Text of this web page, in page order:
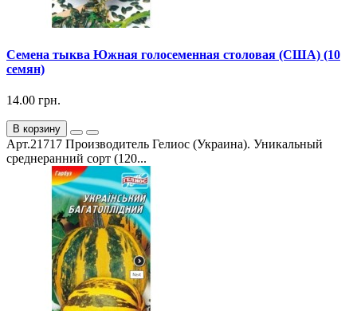
Семена тыква Южная голосеменная столовая (США) (10
семян)
14.00 грн.
В корзину
Арт.21717 Производитель Гелиос (Украина). Уникальный
среднеранний сорт (120...